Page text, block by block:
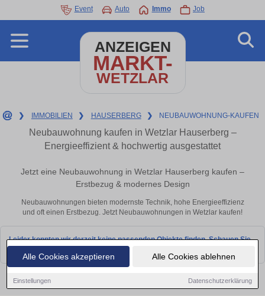
Alle Cookies akzeptieren Alle Cookies ablehnen
Einstellungen Datenschutzerklärung
Event Auto Immo Job
ANZEIGEN
MARKT-
WETZLAR
❯ IMMOBILIEN ❯ HAUSERBERG ❯ NEUBAUWOHNUNG-KAUFEN
Neubauwohnung kaufen in Wetzlar Hauserberg –
Energieeffizient & hochwertig ausgestattet
Jetzt eine Neubauwohnung in Wetzlar Hauserberg kaufen –
Erstbezug & modernes Design
Neubauwohnungen bieten modernste Technik, hohe Energieeffizienz
und oft einen Erstbezug. Jetzt Neubauwohnungen in Wetzlar kaufen!
Leider konnten wir derzeit keine passenden Objekte finden. Schauen Sie